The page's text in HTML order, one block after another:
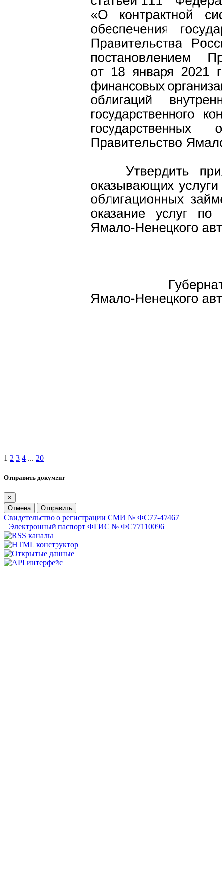
1 2 3 4 ... 20
Отправить документ
×
Отмена
Отправить
Свидетельство о регистрации СМИ № ФС77-47467
Электронный паспорт ФГИС № ФС77110096